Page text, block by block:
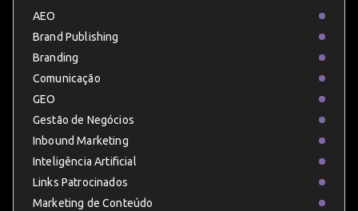
AEO
Brand Publishing
Branding
Comunicação
GEO
Gestão de Negócios
Inbound Marketing
Inteligência Artificial
Links Patrocinados
Marketing de Conteúdo